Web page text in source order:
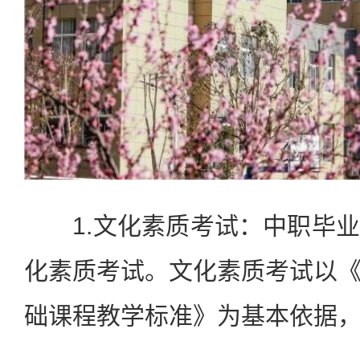
1.文化素质考试：中职毕业
化素质考试。文化素质考试以
础课程教学标准》为基本依据